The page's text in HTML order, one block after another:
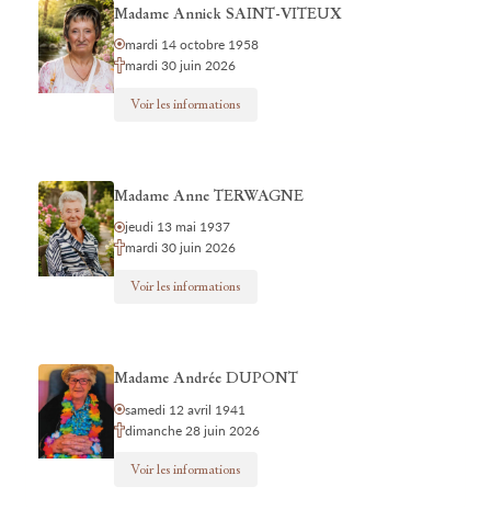
Madame Annick SAINT-VITEUX
mardi 14 octobre 1958
mardi 30 juin 2026
Voir les informations
Madame Anne TERWAGNE
jeudi 13 mai 1937
mardi 30 juin 2026
Voir les informations
Madame Andrée DUPONT
samedi 12 avril 1941
dimanche 28 juin 2026
Voir les informations